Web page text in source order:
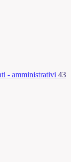
- amministrativi 43